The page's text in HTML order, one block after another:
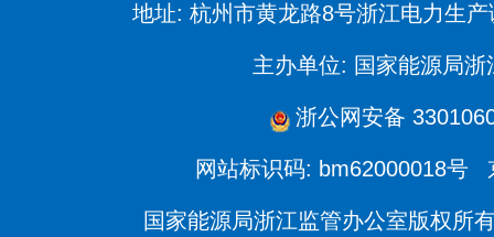
地址: 杭州市黄龙路8号浙江电力生
主办单位: 国家能源局浙
浙公网安备
网站标识码: bm62000018号
国家能源局浙江监管办公室版权所